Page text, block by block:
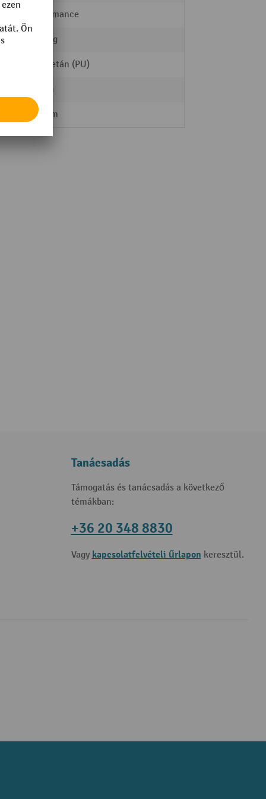
Performance
3000 kg
Poliuretán (PU)
80 mm
Tandem
Tanácsadás
Támogatás és tanácsadás a következő
témákban:
+36 20 348 8830
Vagy kapcsolatfelvételi űrlapon keresztül.